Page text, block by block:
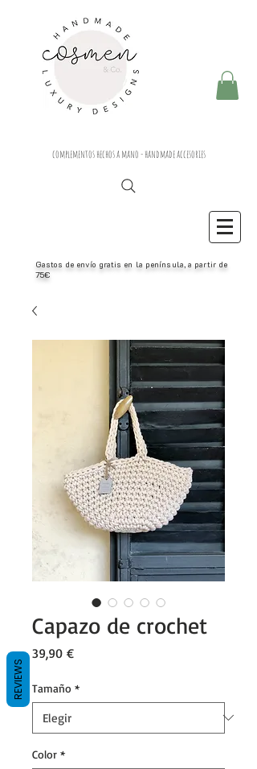
complementos hechos a mano - handmade accesories
Gastos de envío gratis en la península, a partir de
75€
Capazo de crochet
39,90 €Precio
Tamaño *
Color *
REVIEWS